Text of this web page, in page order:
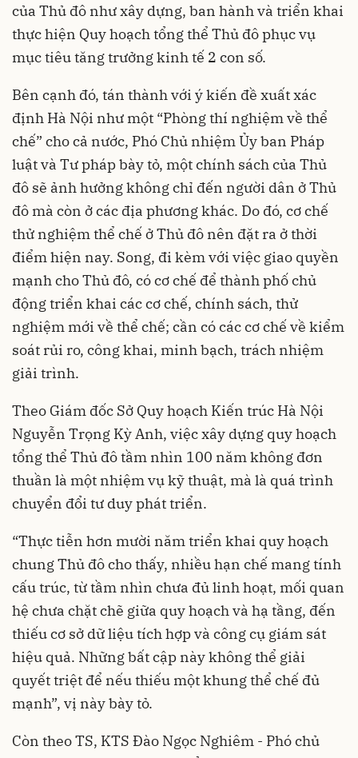
của Thủ đô như xây dựng, ban hành và triển khai
thực hiện Quy hoạch tổng thể Thủ đô phục vụ
mục tiêu tăng trưởng kinh tế 2 con số.
Bên cạnh đó, tán thành với ý kiến đề xuất xác
định Hà Nội như một “Phòng thí nghiệm về thể
chế” cho cả nước, Phó Chủ nhiệm Ủy ban Pháp
luật và Tư pháp bày tỏ, một chính sách của Thủ
đô sẽ ảnh hưởng không chỉ đến người dân ở Thủ
đô mà còn ở các địa phương khác. Do đó, cơ chế
thử nghiệm thể chế ở Thủ đô nên đặt ra ở thời
điểm hiện nay. Song, đi kèm với việc giao quyền
mạnh cho Thủ đô, có cơ chế để thành phố chủ
động triển khai các cơ chế, chính sách, thử
nghiệm mới về thể chế; cần có các cơ chế về kiểm
soát rủi ro, công khai, minh bạch, trách nhiệm
giải trình.
Theo Giám đốc Sở Quy hoạch Kiến trúc Hà Nội
Nguyễn Trọng Kỳ Anh, việc xây dựng quy hoạch
tổng thể Thủ đô tầm nhìn 100 năm không đơn
thuần là một nhiệm vụ kỹ thuật, mà là quá trình
chuyển đổi tư duy phát triển.
“Thực tiễn hơn mười năm triển khai quy hoạch
chung Thủ đô cho thấy, nhiều hạn chế mang tính
cấu trúc, từ tầm nhìn chưa đủ linh hoạt, mối quan
hệ chưa chặt chẽ giữa quy hoạch và hạ tầng, đến
thiếu cơ sở dữ liệu tích hợp và công cụ giám sát
hiệu quả. Những bất cập này không thể giải
quyết triệt để nếu thiếu một khung thể chế đủ
mạnh”, vị này bày tỏ.
Còn theo TS, KTS Đào Ngọc Nghiêm - Phó chủ